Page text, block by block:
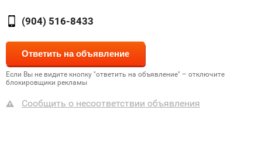
(904) 516-8433
Если Вы не видите кнопку "ответить на объявление" – отключите
блокировщики рекламы
Сообщить о несоответствии объявления